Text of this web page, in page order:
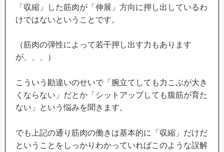
「収縮」した筋肉が「伸展」方向に押し出しているわ
けではないということです。
（筋肉の弾性によって若干押し出す力もあります
が、、、）
こういう勘違いのせいで「腕立てしても力こぶが大き
くならない」だとか「シットアップしても腹筋が育た
ない」という悩みを聞きます。
でも上記の通り筋肉の働きは基本的に「収縮」だけだ
ということをしっかりわかっていればこのような誤解